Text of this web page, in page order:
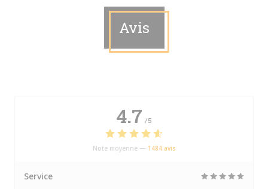
Avis
4.7 /5
Note moyenne — 1484 avis
Service